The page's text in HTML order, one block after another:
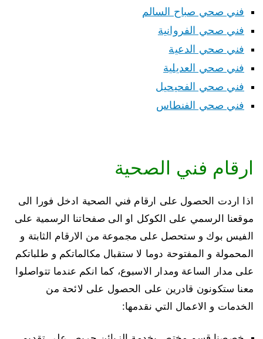
فني صحي صباح السالم
فني صحي الفروانية
فني صحي الدعية
فني صحي العديلية
فني صحي الفحيحيل
فني صحي الفنطاس
ارقام فني الصحية
اذا اردت الحصول على ارقام فني الصحية ادخل فورا الى
موقعنا الرسمي على الكوكل او الى صفحاتنا الرسمية على
الفيس بوك و ستحصل على مجموعة من الارقام الثابتة و
المحمولة و المفتوحة دوما لا ستقبال مكالماتكم و طلباتكم
على مدار الساعة ومدار الاسبوع، كما انكم عندما تتواصلوا
معنا ستكونون قادرين على الحصول على لائحة من
الخدمات و الاعمال التي نقدمها: